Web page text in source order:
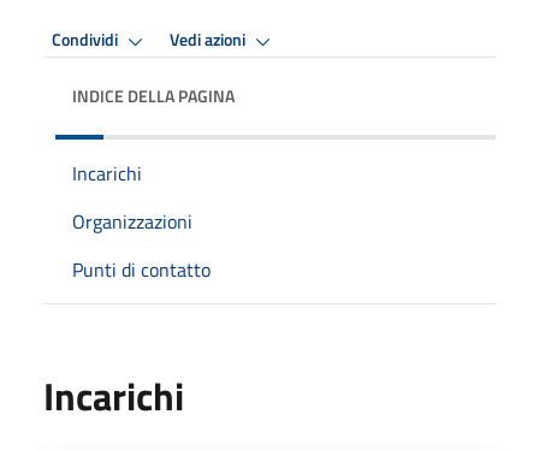
Condividi Vedi azioni
INDICE DELLA PAGINA
Incarichi
Organizzazioni
Punti di contatto
Incarichi